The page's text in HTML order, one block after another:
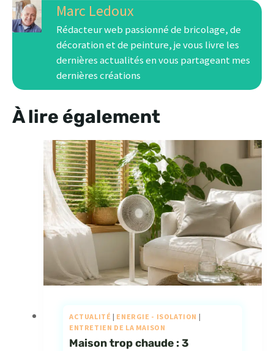
Marc Ledoux
Rédacteur web passionné de bricolage, de
décoration et de peinture, je vous livre les
dernières actualités en vous partageant mes
dernières créations
À lire également
ACTUALITÉ | ENERGIE - ISOLATION |
ENTRETIEN DE LA MAISON
Maison trop chaude : 3